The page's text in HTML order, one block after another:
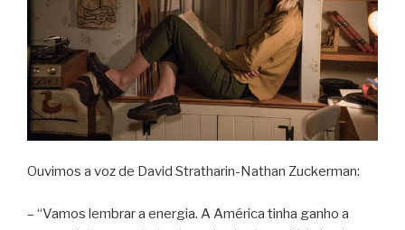
Ouvimos a voz de David Stratharin-Nathan Zuckerman:
– “Vamos lembrar a energia. A América tinha ganho a